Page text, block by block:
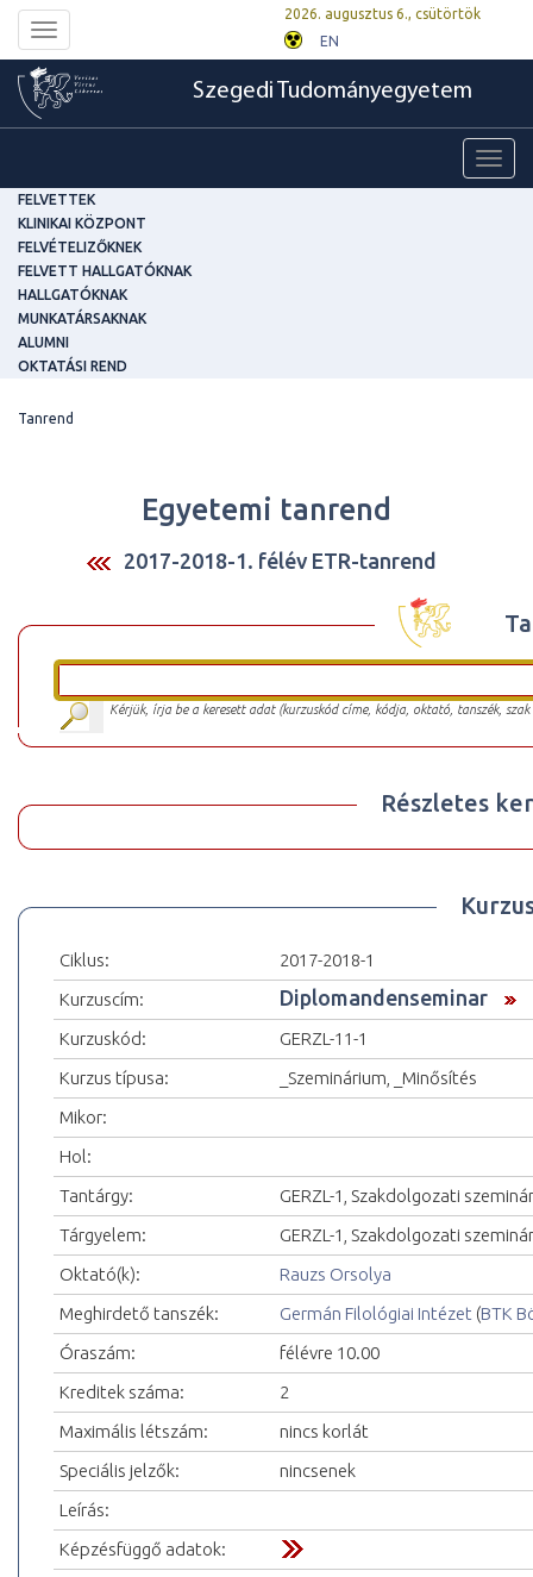
Toggle
navigation
2026. augusztus 6., csütörtök
EN
Szegedi Tudományegyetem
FELVETTEK
KLINIKAI KÖZPONT
FELVÉTELIZŐKNEK
FELVETT HALLGATÓKNAK
HALLGATÓKNAK
MUNKATÁRSAKNAK
ALUMNI
OKTATÁSI REND
Tanrend
Egyetemi tanrend
2017-2018-1. félév ETR-tanrend
Kérjük, írja be a keresett adat (kurzuskód címe, kódja, oktató, tanszék,
Részletes
Ciklus:
2017-2018-1
Kurzuscím:
Diplomandenseminar
Kurzuskód:
GERZL-11-1
Kurzus típusa:
_Szeminárium, _Minősítés
Mikor:
Hol:
Tantárgy:
GERZL-1, Szakdolgozati
Tárgyelem:
GERZL-1, Szakdolgozati
Oktató(k):
Rauzs Orsolya
Meghirdető tanszék:
Germán Filológiai Intézet (BTK
Óraszám:
félévre 10.00
Kreditek száma:
2
Maximális létszám:
nincs korlát
Speciális jelzők:
nincsenek
Leírás:
Képzésfüggő adatok: